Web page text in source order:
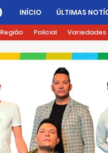
INÍCIO ÚLTIMAS
Região Policial Variedades